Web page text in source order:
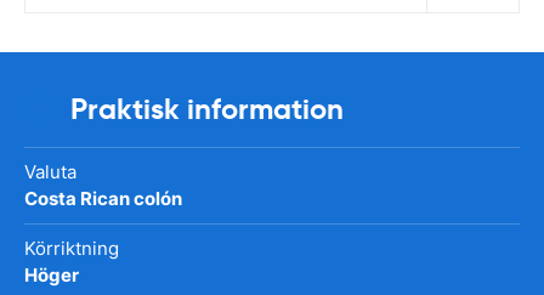
Praktisk information
Valuta
Costa Rican colón
Körriktning
Höger